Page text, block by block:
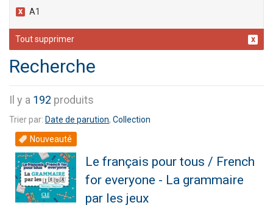
A1
Tout supprimer
Recherche
Il y a 192 produits
Trier par: Date de parution, Collection
Nouveauté
Le français pour tous / French
for everyone - La grammaire
par les jeux